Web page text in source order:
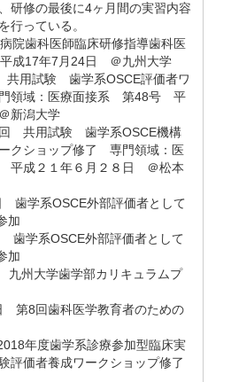
研修の最後に4ヶ月間の実習内容
行っている。
院歯科医師臨床研修指導歯科医
成17年7月24日 ＠九州大学
用試験 歯学系OSCE評価者ワ
領域：医療面接系 第48号 平
新潟大学
共用試験 歯学系OSCE機構
クショップ修了 専門領域：医
成２１年６月２８日 ＠松本
歯学系OSCE外部評価者として
加
学系OSCE外部評価者として
加
九州大学歯学部カリキュラムプ
第8回歯科医学教育者のための
年度歯学系診療参加型臨床実
評価者養成ワークショップ修了